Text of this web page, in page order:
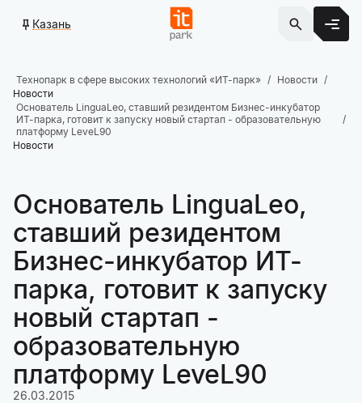
Казань
Технопарк в сфере высоких технологий «ИТ-парк»
Новости
Новости
Основатель LinguaLeo, ставший резидентом Бизнес-инкубатор
ИТ-парка, готовит к запуску новый стартап - образовательную
платформу LeveL90
Новости
Основатель LinguaLeo,
ставший резидентом
Бизнес-инкубатор ИТ-
парка, готовит к запуску
новый стартап -
образовательную
платформу LeveL90
26.03.2015